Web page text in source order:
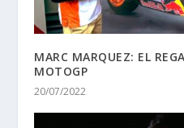
MARC MARQUEZ: EL
MOTOGP
20/07/2022